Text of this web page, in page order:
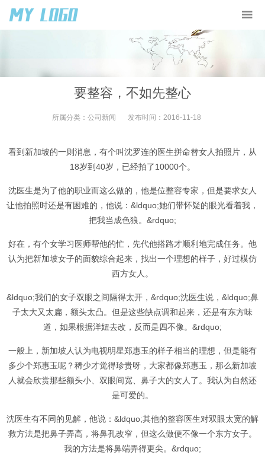
要整容，不如先整心
所属分类： 公司新闻 发布时间： 2016-11-18
看到新加坡的一则消息，有个叫沈罗连的医生拼命替女人拍照片，从
18岁到40岁，已经拍了10000个。
沈医生是为了他的职业而这么做的，他是位整容专家，但是要求女人
让他拍照时还是有困难的，他说：&ldquo;她们带怀疑的眼光看着我，
把我当成色狼。&rdquo;
好在，有个女学习医师帮他的忙，先代他搭路才顺利地完成任务。他
认为把新加坡女子的面貌综合起来，找出一个理想的样子，好过模仿
西方女人。
&ldquo;我们的女子双眼之间隔得太开，&rdquo;沈医生说，&ldquo;鼻
子太大又太扁，额头太凸。但是这些缺点调和起来，还是有东方味
道，如果根据洋妞去改，反而是四不像。&rdquo;
一般上，新加坡人认为电视明星郑惠玉的样子相当的理想，但是能有
多少个郑惠玉呢？稀少才觉得珍贵呀，大家都像郑惠玉，那么新加坡
人就会欣赏那些额头小、双眼间宽、鼻子大的女人了。我认为自然还
是可爱的。
沈医生有不同的见解，他说：&ldquo;其他的整容医生对双眼太宽的解
救方法是把鼻子弄高，将鼻孔改窄，但这么做便不像一个东方女子。
我的方法是将鼻端弄得更尖。&rdquo;